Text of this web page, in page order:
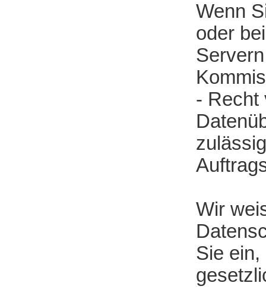
Wenn
oder
- Recht
Wir
Sie